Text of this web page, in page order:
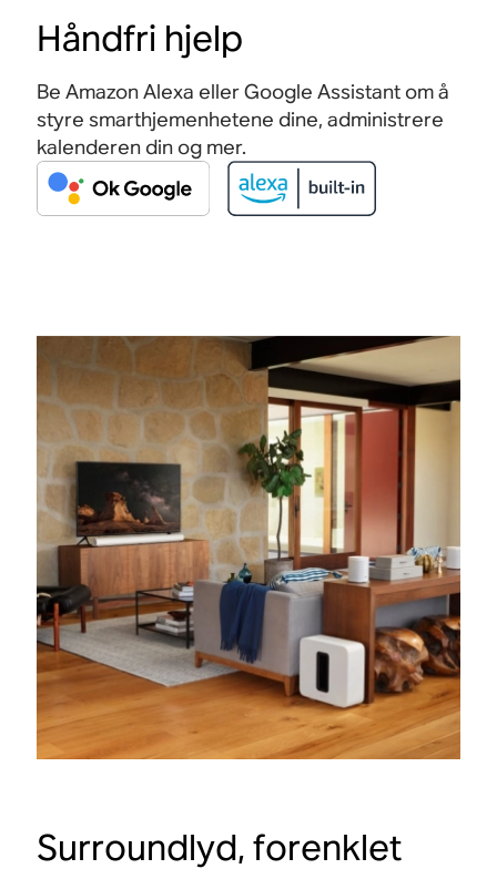
Håndfri hjelp
Be Amazon Alexa eller Google Assistant om å
styre smarthjemenhetene dine, administrere
kalenderen din og mer.
Surroundlyd, forenklet